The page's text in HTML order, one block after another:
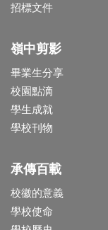
招標文件
嶺中剪影
畢業生分享
校園點滴
學生成就
學校刊物
承傳百載
校徽的意義
學校使命